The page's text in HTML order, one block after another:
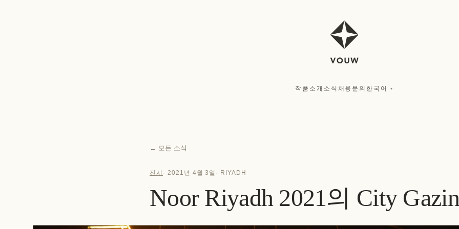
작품 소개 소식 채용 문의 한국어 ▾
← 모든 소식
전시 · 2021년 4월 3일 · RIYADH
Noor Riyadh 2021의 City